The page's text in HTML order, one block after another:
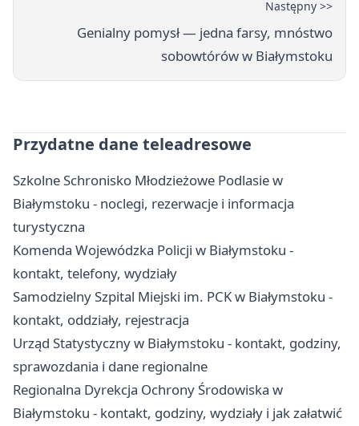
Następny >>
Genialny pomysł — jedna farsy, mnóstwo
sobowtórów w Białymstoku
Przydatne dane teleadresowe
Szkolne Schronisko Młodzieżowe Podlasie w
Białymstoku - noclegi, rezerwacje i informacja
turystyczna
Komenda Wojewódzka Policji w Białymstoku -
kontakt, telefony, wydziały
Samodzielny Szpital Miejski im. PCK w Białymstoku -
kontakt, oddziały, rejestracja
Urząd Statystyczny w Białymstoku - kontakt, godziny,
sprawozdania i dane regionalne
Regionalna Dyrekcja Ochrony Środowiska w
Białymstoku - kontakt, godziny, wydziały i jak załatwić